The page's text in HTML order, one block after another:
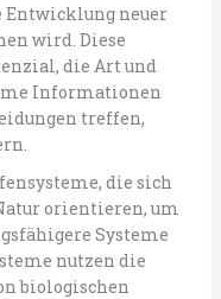
neuer
wird. Diese
die Art und
Informationen
treffen,
die sich
orientieren, um
Systeme
nutzen die
biologischen